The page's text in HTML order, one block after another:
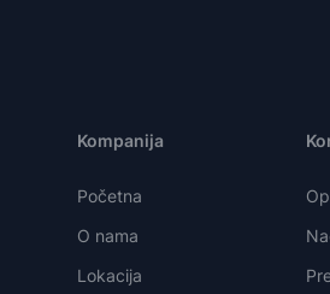
Kompanija
Početna
O nama
Lokacija